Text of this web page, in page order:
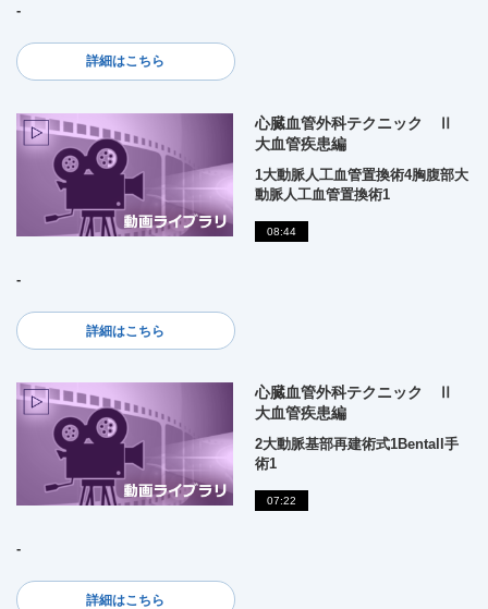
-
詳細はこちら
心臓血管外科テクニック Ⅱ
大血管疾患編
1大動脈人工血管置換術4胸腹部大
動脈人工血管置換術1
08:44
-
詳細はこちら
心臓血管外科テクニック Ⅱ
大血管疾患編
2大動脈基部再建術式1Bentall手
術1
07:22
-
詳細はこちら